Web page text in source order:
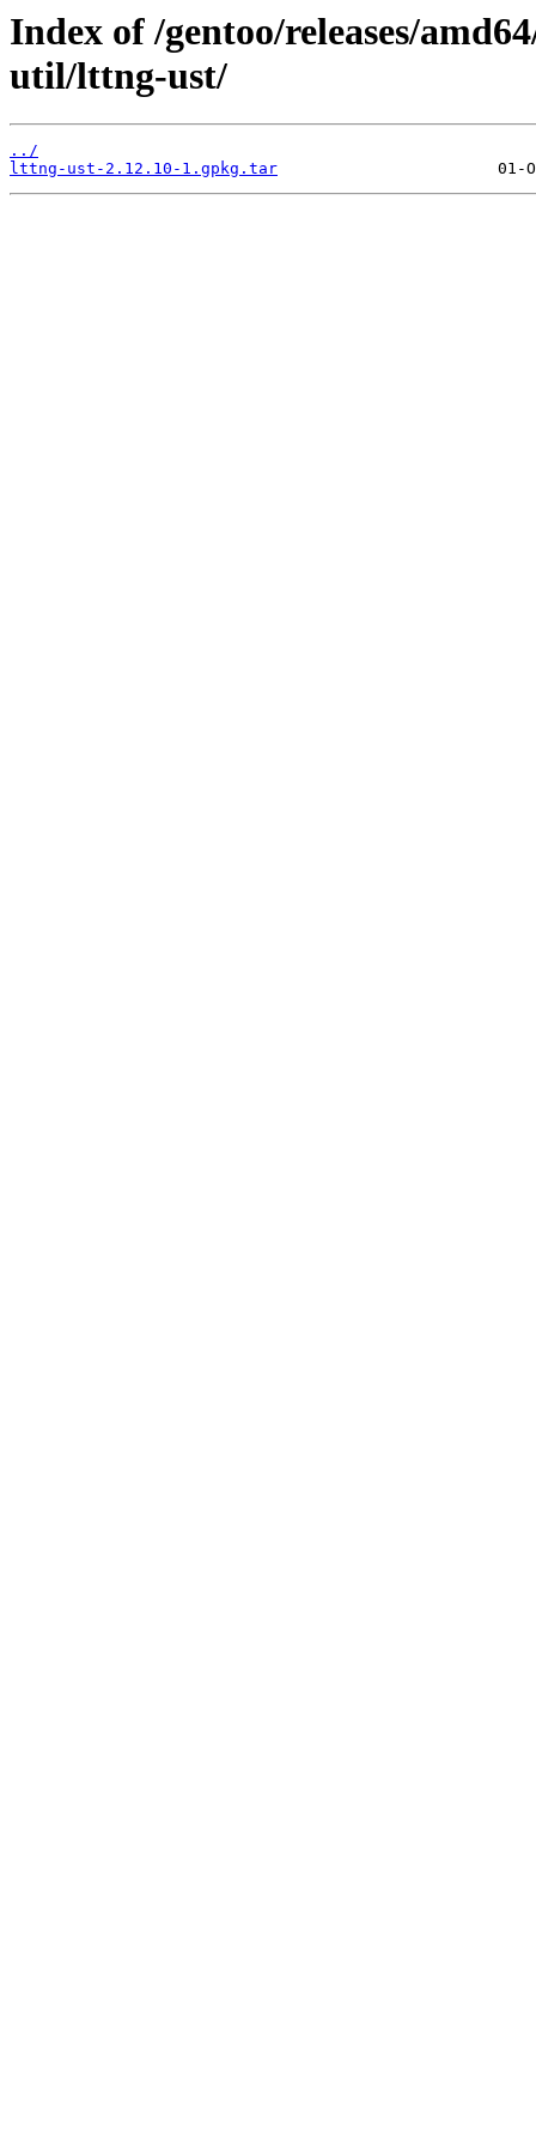
Index of /gentoo/releases/
util/lttng-ust/
../
lttng-ust-2.12.10-1.gpkg.tar